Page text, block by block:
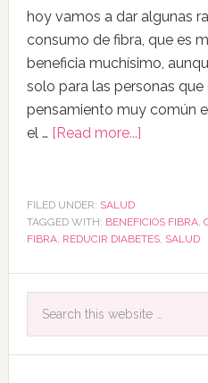
hoy vamos a dar algunas
consumo de fibra, que es
beneficia muchísimo,
solo para las personas que
pensamiento muy común
el … [Read more...]
FILED UNDER: SALUD
TAGGED WITH: BENEFICIOS FIBRA,
FIBRA, REDUCIR DIABETES, SALUD